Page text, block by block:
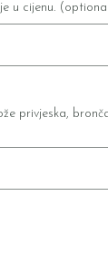
u cijenu.
privjeska,